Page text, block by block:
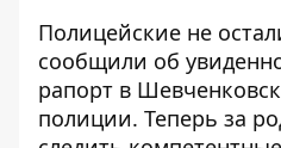
Полицейские не
сообщили об
рапорт в
полиции. Теперь за